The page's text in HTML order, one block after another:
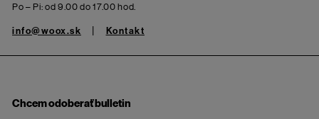
Po – Pi: od 9.00 do 17.00 hod.
info@woox.sk Kontakt
Chcem odoberať bulletin